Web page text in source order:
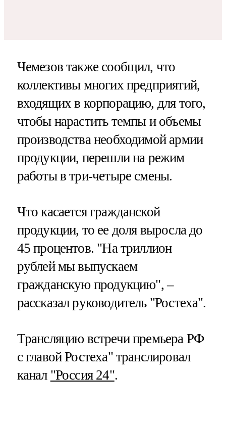
Чемезов также сообщил, что
коллективы многих предприятий,
входящих в корпорацию, для того,
чтобы нарастить темпы и объемы
производства необходимой армии
продукции, перешли на режим
работы в три-четыре смены.
Что касается гражданской
продукции, то ее доля выросла до
45 процентов. "На триллион
рублей мы выпускаем
гражданскую продукцию", –
рассказал руководитель "Ростеха".
Трансляцию встречи премьера РФ
с главой Ростеха" транслировал
канал "Россия 24".